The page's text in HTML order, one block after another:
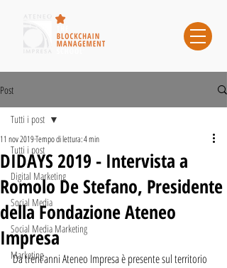
Post
Tutti i post
Digital Marketing
Social Media
Social Media Marketing
Marketing
Tutti i post
DIDAYS 2019 - Intervista a
Romolo De Stefano, Presidente
della Fondazione Ateneo
Impresa
11 nov 2019Tempo di lettura: 4 min
Da trent’anni Ateneo Impresa è presente sul territorio